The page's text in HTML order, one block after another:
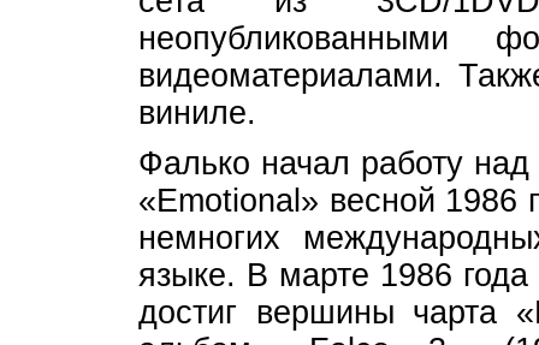
неопубликованными
видеоматериалами.
виниле.
Фалько начал работу
«Emotional» весной 1986
немногих
языке. В марте 1986
достиг вершины чарта